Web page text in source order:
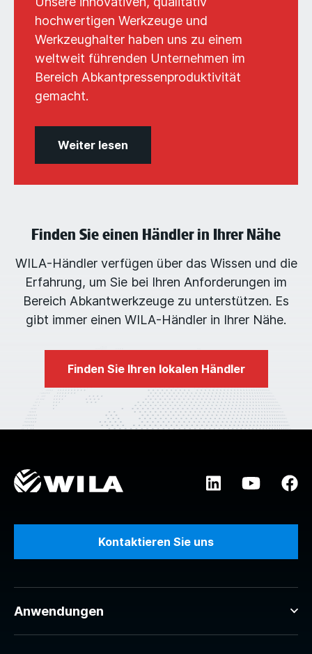
hochwertigen Werkzeuge und
Werkzeughalter haben uns zu einem
weltweit führenden Unternehmen im
Bereich Abkantpressenproduktivität
gemacht.
Weiter lesen
Finden Sie einen Händler in Ihrer Nähe
WILA-Händler verfügen über das Wissen und die
Erfahrung, um Sie bei Ihren Anforderungen im
Bereich Abkantwerkzeuge zu unterstützen. Es
gibt immer einen WILA-Händler in Ihrer Nähe.
Finden Sie Ihren lokalen Händler
Kontaktieren Sie uns
Anwendungen